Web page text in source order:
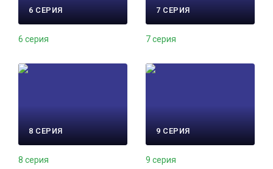
6 СЕРИЯ
6 серия
7 СЕРИЯ
7 серия
8 СЕРИЯ
8 серия
9 СЕРИЯ
9 серия